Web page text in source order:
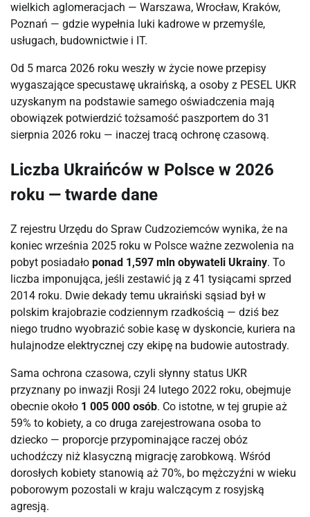
wielkich aglomeracjach — Warszawa, Wrocław, Kraków,
Poznań — gdzie wypełnia luki kadrowe w przemyśle,
usługach, budownictwie i IT.
Od 5 marca 2026 roku weszły w życie nowe przepisy
wygaszające specustawę ukraińską, a osoby z PESEL UKR
uzyskanym na podstawie samego oświadczenia mają
obowiązek potwierdzić tożsamość paszportem do 31
sierpnia 2026 roku — inaczej tracą ochronę czasową.
Liczba Ukraińców w Polsce w 2026
roku — twarde dane
Z rejestru Urzędu do Spraw Cudzoziemców wynika, że na
koniec września 2025 roku w Polsce ważne zezwolenia na
pobyt posiadało ponad 1,597 mln obywateli Ukrainy. To
liczba imponująca, jeśli zestawić ją z 41 tysiącami sprzed
2014 roku. Dwie dekady temu ukraiński sąsiad był w
polskim krajobrazie codziennym rzadkością — dziś bez
niego trudno wyobrazić sobie kasę w dyskoncie, kuriera na
hulajnodze elektrycznej czy ekipę na budowie autostrady.
Sama ochrona czasowa, czyli słynny status UKR
przyznany po inwazji Rosji 24 lutego 2022 roku, obejmuje
obecnie około 1 005 000 osób. Co istotne, w tej grupie aż
59% to kobiety, a co druga zarejestrowana osoba to
dziecko — proporcje przypominające raczej obóz
uchodźczy niż klasyczną migrację zarobkową. Wśród
dorosłych kobiety stanowią aż 70%, bo mężczyźni w wieku
poborowym pozostali w kraju walczącym z rosyjską
agresją.